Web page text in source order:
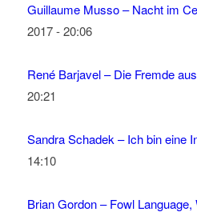
Guillaume Musso – Nacht im
2017 - 20:06
René Barjavel – Die Fremde
20:21
Sandra Schadek – Ich bin eine
14:10
Brian Gordon – Fowl